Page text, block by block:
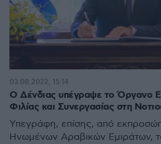
Ο Δένδιας υπέγραψε το Όργανο
Φιλίας και Συνεργασίας στη
Υπεγράφη, επίσης, από
Ηνωμένων Αραβικών Εμιράτων,
03.08.2022, 15:14